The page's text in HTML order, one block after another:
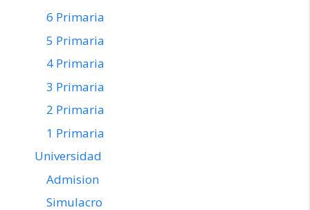
6 Primaria
5 Primaria
4 Primaria
3 Primaria
2 Primaria
1 Primaria
Universidad
Admision
Simulacro